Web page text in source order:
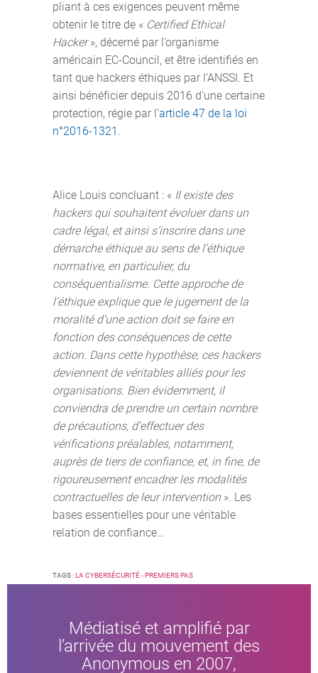
pliant à ces exigences peuvent même
obtenir le titre de « Certified Ethical
Hacker», décerné par l’organisme
américain EC-Council, et être identifiés en
tant que hackers éthiques par l’ANSSI. Et
ainsi bénéficier depuis 2016 d’une certaine
protection, régie par l’article 47 de la loi
n°2016-1321 .
Alice Louis concluant : « Il existe des
hackers qui souhaitent évoluer dans un
cadre légal, et ainsi s’inscrire dans une
démarche éthique au sens de l’éthique
normative, en particulier, du
conséquentialisme. Cette approche de
l’éthique explique que le jugement de la
moralité d’une action doit se faire en
fonction des conséquences de cette
action. Dans cette hypothèse, ces hackers
deviennent de véritables alliés pour les
organisations. Bien évidemment, il
conviendra de prendre un certain nombre
de précautions, d’effectuer des
vérifications préalables, notamment,
auprès de tiers de confiance, et, in fine, de
rigoureusement encadrer les modalités
contractuelles de leur intervention ». Les
bases essentielles pour une véritable
relation de confiance…
TAGS :LA CYBERSÉCURITÉ - PREMIERS PAS
Médiatisé et amplifié par
l’arrivée du mouvement des
Anonymous en 2007,